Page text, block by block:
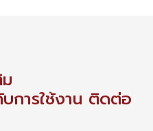
การใช้งาน ติดต่อ